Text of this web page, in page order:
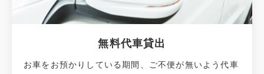
無料代車貸出
お車をお預かりしている期間、ご不便が無いよう代車